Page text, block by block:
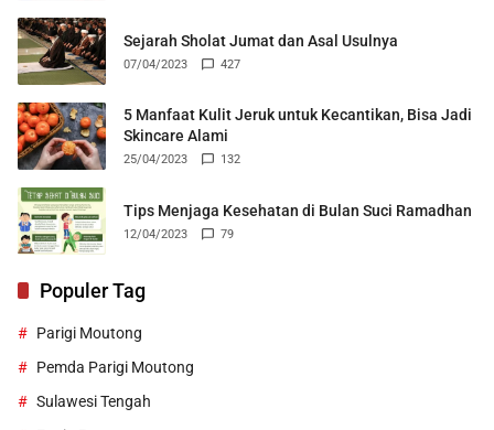
Sejarah Sholat Jumat dan Asal Usulnya
07/04/2023 427
5 Manfaat Kulit Jeruk untuk Kecantikan, Bisa Jadi
Skincare Alami
25/04/2023 132
Tips Menjaga Kesehatan di Bulan Suci Ramadhan
12/04/2023 79
Populer Tag
Parigi Moutong
Pemda Parigi Moutong
Sulawesi Tengah